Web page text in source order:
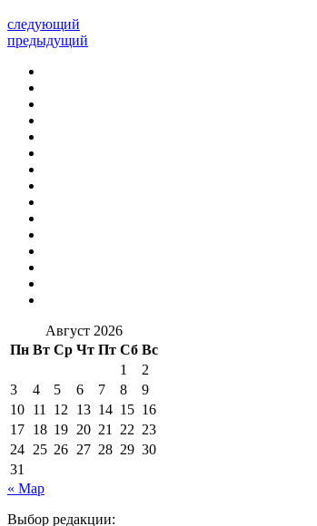
следующий
предыдущий
Август 2026
Пн Вт Ср Чт Пт Сб Вс
1
2
3
4 5 6 7 8
9
10 11 12 13 14 15 16
17 18 19 20 21 22 23
24 25 26 27 28 29 30
31
« Мар
Выбор редакции: